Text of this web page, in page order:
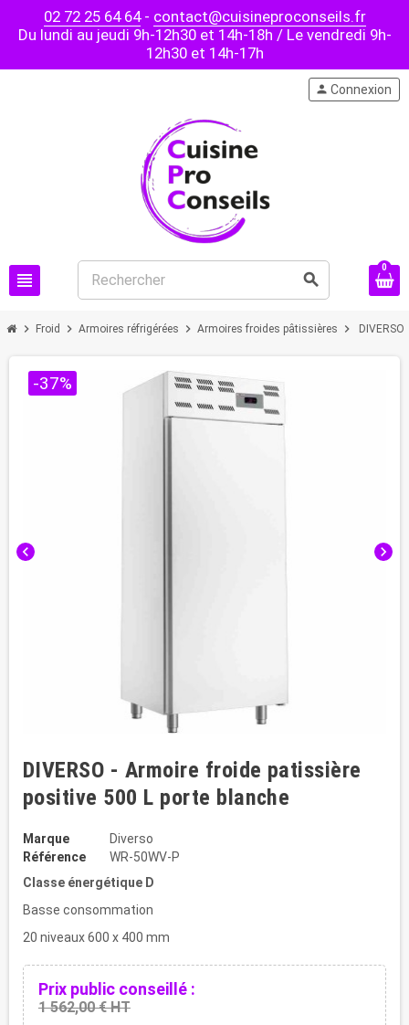
02 72 25 64 64- contact@cuisineproconseils.fr
Du lundi au jeudi 9h-12h30 et 14h-18h / Le vendredi 9h-
12h30 et 14h-17h
view_headline search
person Connexion
0
chevron_right Froid chevron_right Armoires réfrigérées chevron_right Armoires froides pâtissières chevron_right
chevron_left chevron_right
-37%
DIVERSO - Armoire froide patissière
positive 500 L porte blanche
Marque
Diverso
Référence
WR-50WV-P
Classe énergétique D
Basse consommation
20 niveaux 600 x 400 mm
Prix public conseillé :
1 562,00 € HT